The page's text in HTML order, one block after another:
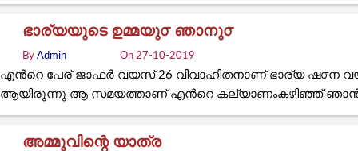
ഭാര്യയുടെ ഉമ്മയു൦ ഞാനു൦
ByAdmin On 27-10-2019
എൻറെ പേര് ജാഫർ വയസ് 26 വിവാഹിതനാണ് ഭാര്യ ഷ൦ന
ആയിരുന്നു ആ സമയത്താണ് എൻറെ കല്യാണംകഴിഞ്ഞ് ഞാൻ
അമ്മുവിന്റെ യാത്ര